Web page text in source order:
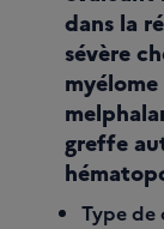
dans la
sévère
greffe
Type de